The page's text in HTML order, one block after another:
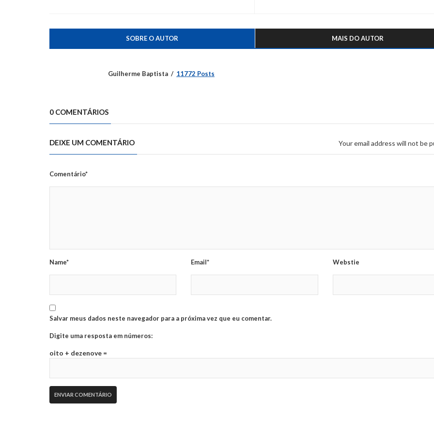
SOBRE O AUTOR MAIS DO AUTOR
Guilherme Baptista 11772 Posts
0 COMENTÁRIOS
DEIXE UM COMENTÁRIO Your email address will not be
Comentário*
Name* Email* Webstie
Salvar meus dados neste navegador para a próxima vez que eu comentar.
Digite uma resposta em números:
oito + dezenove =